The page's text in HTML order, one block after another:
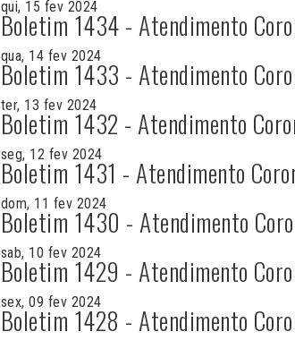
qui, 15 fev 2024
Boletim 1434 - Atendimento
qua, 14 fev 2024
Boletim 1433 - Atendimento
ter, 13 fev 2024
Boletim 1432 - Atendimento
seg, 12 fev 2024
Boletim 1431 - Atendimento
dom, 11 fev 2024
Boletim 1430 - Atendimento
sab, 10 fev 2024
Boletim 1429 - Atendimento
sex, 09 fev 2024
Boletim 1428 - Atendimento